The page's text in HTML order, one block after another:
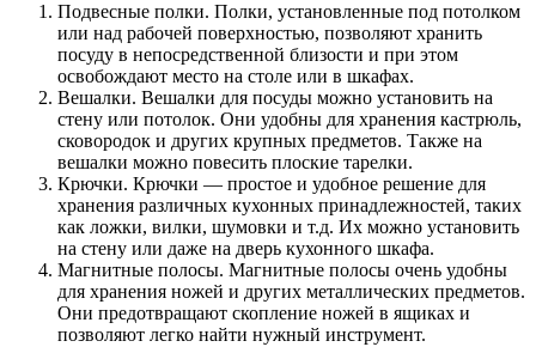
Подвесные полки. Полки, установленные под потолком
или над рабочей поверхностью, позволяют хранить
посуду в непосредственной близости и при этом
освобождают место на столе или в шкафах.
Вешалки. Вешалки для посуды можно установить на
стену или потолок. Они удобны для хранения кастрюль,
сковородок и других крупных предметов. Также на
вешалки можно повесить плоские тарелки.
Крючки. Крючки — простое и удобное решение для
хранения различных кухонных принадлежностей, таких
как ложки, вилки, шумовки и т.д. Их можно установить
на стену или даже на дверь кухонного шкафа.
Магнитные полосы. Магнитные полосы очень удобны
для хранения ножей и других металлических предметов.
Они предотвращают скопление ножей в ящиках и
позволяют легко найти нужный инструмент.